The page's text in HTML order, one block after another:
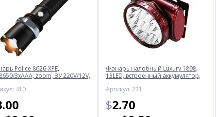
Police 8626-XPE,
3xAAA, zoom, ЗУ 220V/12V,
410
Фонарь налобный Luxury 1898,
13LED, встроенный аккумулятор,
Артикул: 231
$2.70